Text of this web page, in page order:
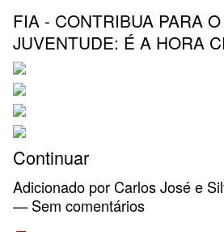
FIA - CONTRIBUA PARA
JUVENTUDE: É A HORA
Continuar
Adicionado por Carlos José e
— Sem comentários